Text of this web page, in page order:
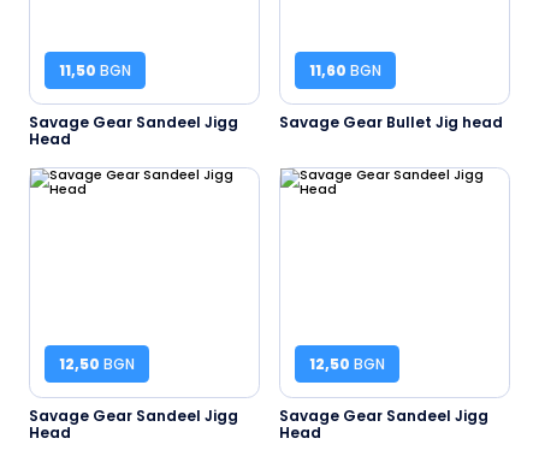
11,50 BGN
Savage Gear Sandeel Jigg
Head
11,60 BGN
Savage Gear Bullet Jig head
12,50 BGN
Savage Gear Sandeel Jigg
Head
12,50 BGN
Savage Gear Sandeel Jigg
Head